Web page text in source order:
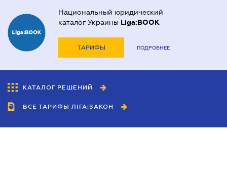
Национальный юридический
каталог Украины Liga:BOOK
ТАРИФЫ ПОДРОБНЕЕ
КАТАЛОГ РЕШЕНИЙ
ВСЕ ТАРИФЫ ЛІГА:ЗАКОН